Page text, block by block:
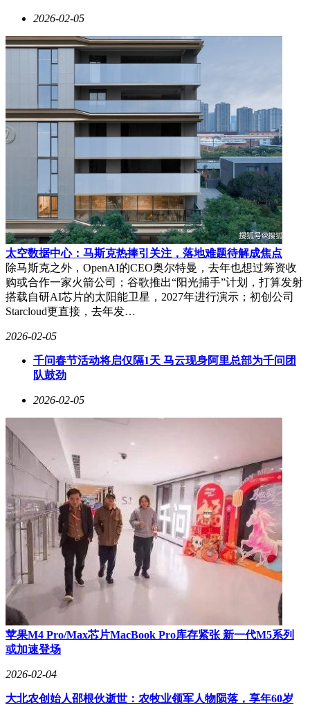
2026-02-05
太空数据中心：马斯克热捧引关注，落地难题待解成焦点
除马斯克之外，OpenAI的CEO奥尔特曼，去年也想过筹资收
购或合作一家火箭公司；谷歌推出“阳光捕手”计划，打算发射
搭载自研AI芯片的太阳能卫星，2027年进行演示；初创公司
Starcloud更直接，去年发…
2026-02-05
千问春节活动将启仅隔1天 马云现身阿里总部为千问团
队鼓劲
2026-02-05
苹果M4 Pro/Max芯片MacBook Pro库存紧张 新一代M5系列
或加速登场
2026-02-04
大北农创始人邵根伙逝世：农牧业领军人物陨落，享年60岁